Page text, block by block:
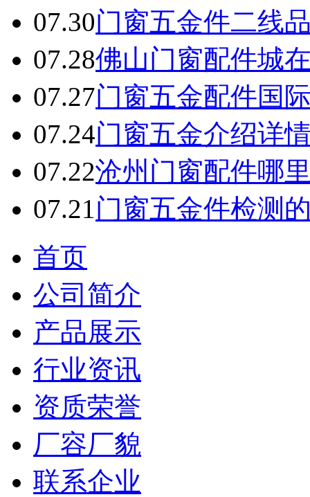
07.30门窗五金件二线
07.28佛山门窗配件城
07.27门窗五金配件国
07.24门窗五金介绍详
07.22沧州门窗配件哪
07.21门窗五金件检测
首页
公司简介
产品展示
行业资讯
资质荣誉
厂容厂貌
联系企业